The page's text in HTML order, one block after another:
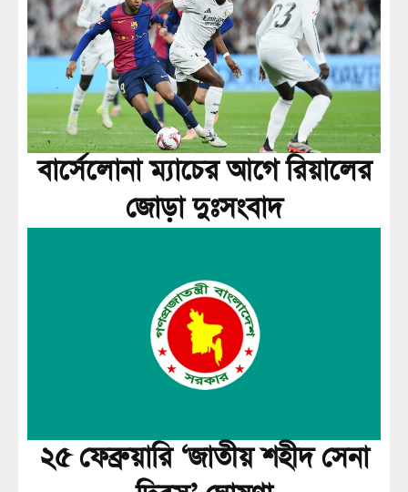
বার্সেলোনা ম্যাচের আগে রিয়ালের
জোড়া দুঃসংবাদ
২৫ ফেব্রুয়ারি ‘জাতীয় শহীদ সেনা